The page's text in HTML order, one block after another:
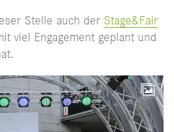
Stelle auch der Stage&Fair
viel Engagement geplant und